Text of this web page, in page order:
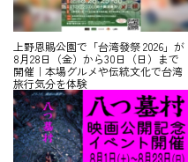
上野恩賜公園で「台湾發祭 2026」が
8月28日（金）から30日（日）まで
開催｜本場グルメや伝統文化で台湾
旅行気分を体験